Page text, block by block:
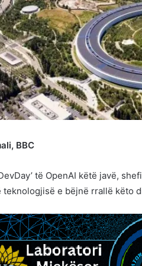
BBC
të OpenAI këtë javë,
teknologjisë e bëjnë rrallë këto